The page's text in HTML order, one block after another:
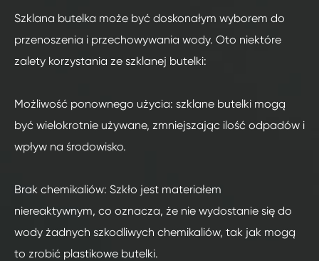
Szklana butelka może być doskonałym wyborem do
przenoszenia i przechowywania wody. Oto niektóre
zalety korzystania ze szklanej butelki:
Możliwość ponownego użycia: szklane butelki mogą
być wielokrotnie używane, zmniejszając ilość odpadów i
wpływ na środowisko.
Brak chemikaliów: Szkło jest materiałem
niereaktywnym, co oznacza, że nie wydostanie się do
wody żadnych szkodliwych chemikaliów, tak jak mogą
to zrobić plastikowe butelki.